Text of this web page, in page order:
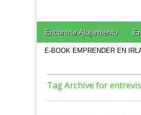
Main menu
Skip to content
Encontrar Alojamiento
E-BOOK EMPRENDER EN
Tag Archive for